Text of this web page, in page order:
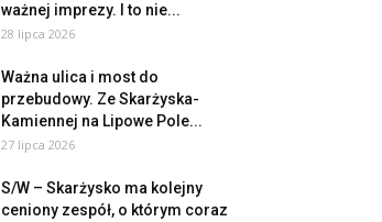
ważnej imprezy. I to nie...
28 lipca 2026
Ważna ulica i most do
przebudowy. Ze Skarżyska-
Kamiennej na Lipowe Pole...
27 lipca 2026
S/W – Skarżysko ma kolejny
ceniony zespół, o którym coraz